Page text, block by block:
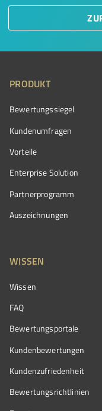
PRODUKT
Bewertungssiegel
Kundenumfragen
Vorteile
Enterprise Solution
Partnerprogramm
Auszeichnungen
WISSEN
Wissen
FAQ
Bewertungsportale
Kundenbewertungen
Kundenzufriedenheit
Bewertungs­richtlinien